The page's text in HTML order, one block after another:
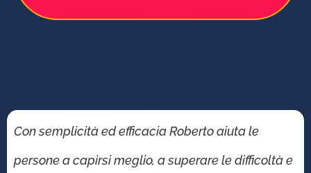
Con semplicità ed efficacia Roberto aiuta le
persone a capirsi meglio, a superare le difficoltà e